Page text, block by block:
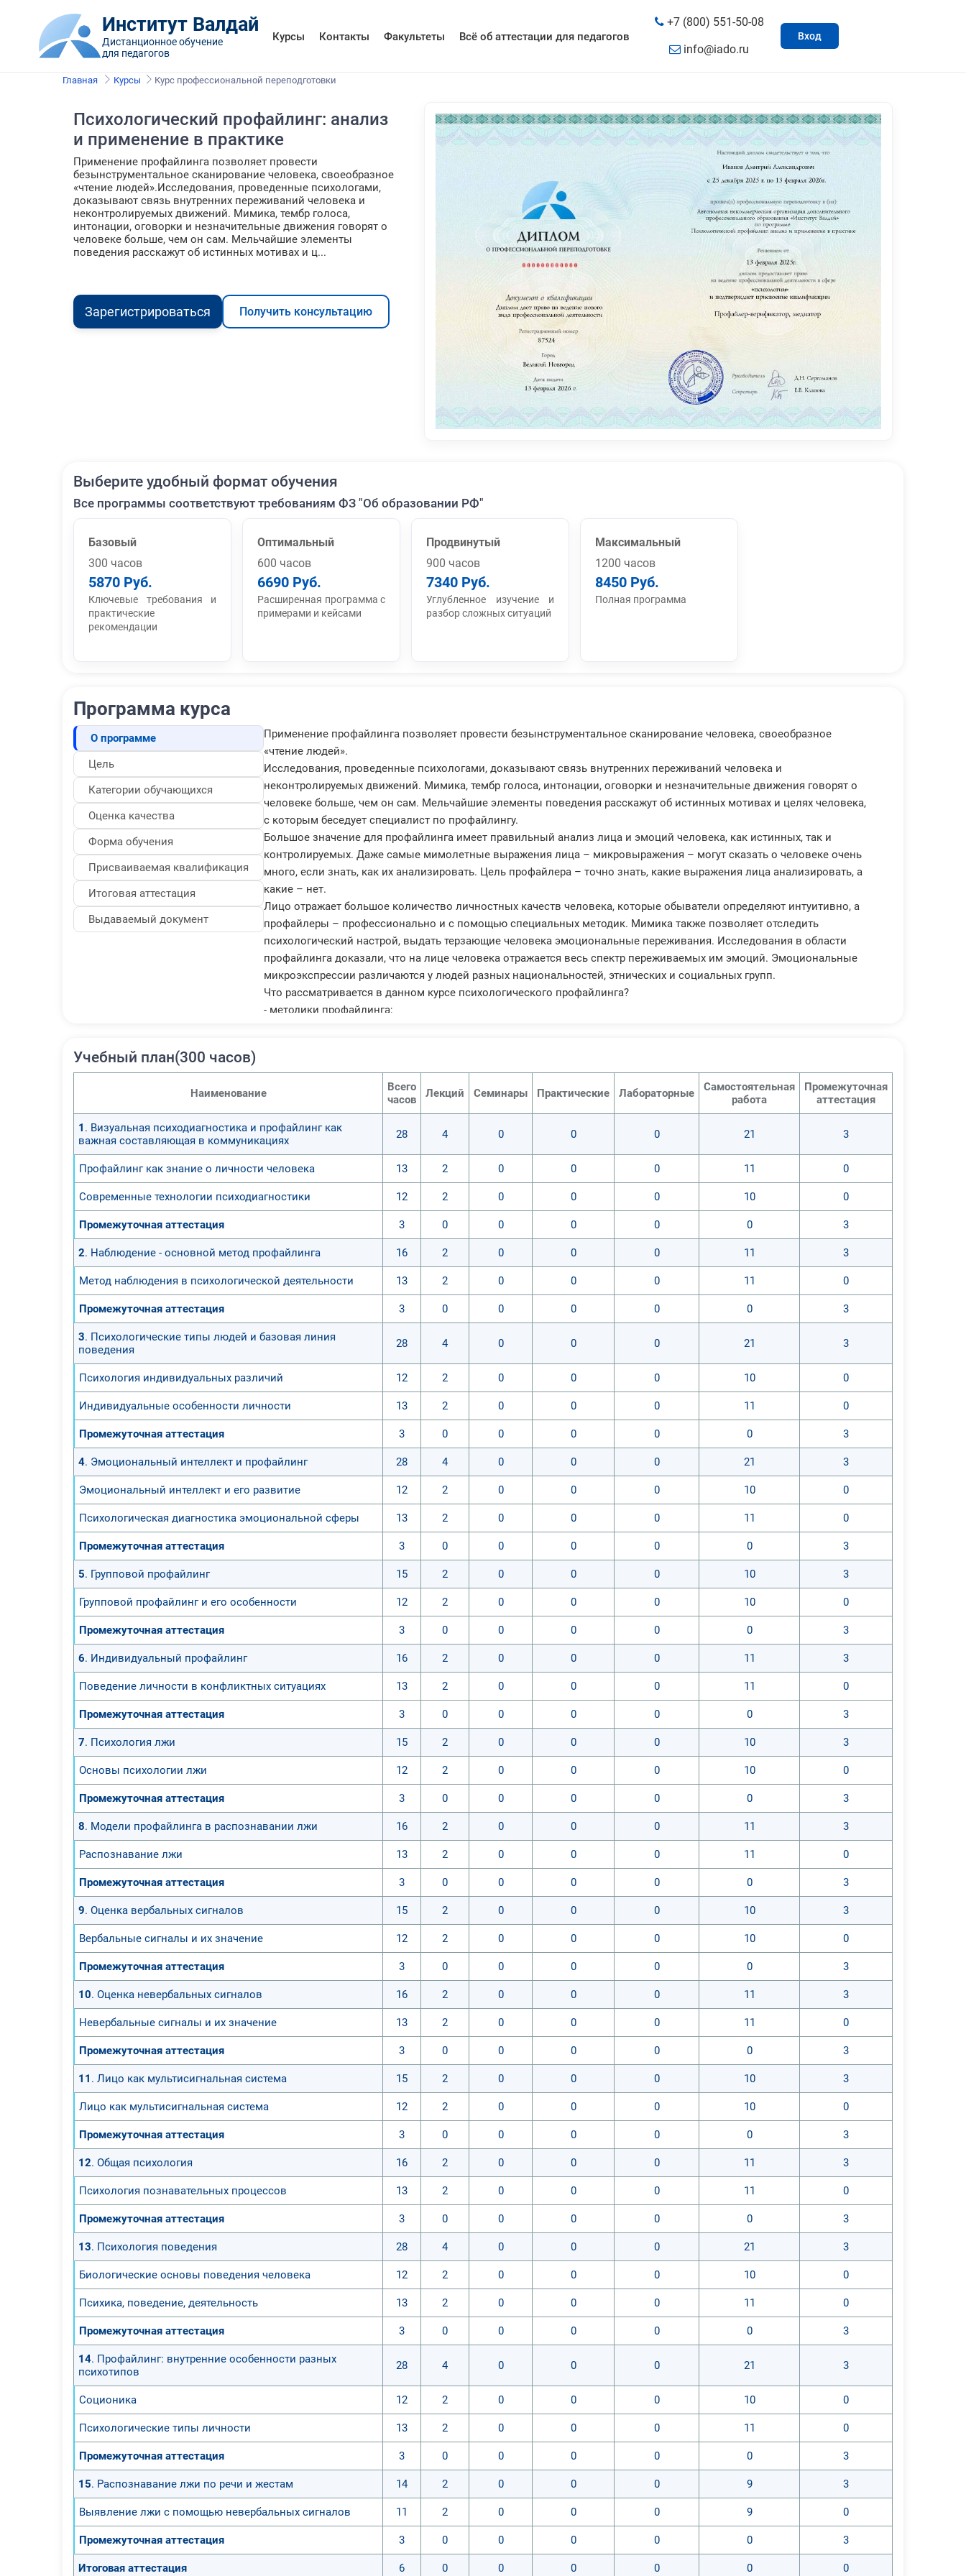
Институт Валдай
Дистанционное обучение
для педагогов
Курсы Контакты Факультеты Всё об аттестации для педагогов
+7 (800) 551-50-08
info@iado.ru
Вход
Главная Курсы Курс профессиональной переподготовки
Психологический профайлинг: анализ
и применение в практике
Применение профайлинга позволяет провести
безынструментальное сканирование человека, своеобразное
«чтение людей».Исследования, проведенные психологами,
доказывают связь внутренних переживаний человека и
неконтролируемых движений. Мимика, тембр голоса,
интонации, оговорки и незначительные движения говорят о
человеке больше, чем он сам. Мельчайшие элементы
поведения расскажут об истинных мотивах и ц...
Зарегистрироваться Получить консультацию
Выберите удобный формат обучения
Все программы соответствуют требованиям ФЗ "Об образовании РФ"
Базовый
300 часов
5870 Руб.
Ключевые требования и
практические
рекомендации
Оптимальный
600 часов
6690 Руб.
Расширенная программа с
примерами и кейсами
Продвинутый
900 часов
7340 Руб.
Углубленное изучение и
разбор сложных ситуаций
Максимальный
1200 часов
8450 Руб.
Полная программа
Программа курса
О программе
Цель
Категории обучающихся
Оценка качества
Форма обучения
Присваиваемая квалификация
Итоговая аттестация
Выдаваемый документ
Применение профайлинга позволяет провести безынструментальное сканирование человека, своеобразное
«чтение людей».
Исследования, проведенные психологами, доказывают связь внутренних переживаний человека и
неконтролируемых движений. Мимика, тембр голоса, интонации, оговорки и незначительные движения говорят о
человеке больше, чем он сам. Мельчайшие элементы поведения расскажут об истинных мотивах и целях человека,
с которым беседует специалист по профайлингу.
Большое значение для профайлинга имеет правильный анализ лица и эмоций человека, как истинных, так и
контролируемых. Даже самые мимолетные выражения лица – микровыражения – могут сказать о человеке очень
много, если знать, как их анализировать. Цель профайлера – точно знать, какие выражения лица анализировать, а
какие – нет.
Лицо отражает большое количество личностных качеств человека, которые обыватели определяют интуитивно, а
профайлеры – профессионально и с помощью специальных методик. Мимика также позволяет отследить
психологический настрой, выдать терзающие человека эмоциональные переживания. Исследования в области
профайлинга доказали, что на лице человека отражается весь спектр переживаемых им эмоций. Эмоциональные
микроэкспрессии различаются у людей разных национальностей, этнических и социальных групп.
Что рассматривается в данном курсе психологического профайлинга?
- методики профайлинга;
После прохождения данного дистанционного курса, слушатели научатся:
- визуальной психодиагностике и профайлингу;
- определять психологические типы людей и базовые линии их поведения;
- изучат эмоциональный интеллект;
- как проводится групповой и индивидуальный профайлинг;
- психологии лжи и как её распознавать;
- определять значение мимики, жестов, интонации.
Учебный план(300 часов)
Наименование
Всего
часов
Лекций Семинары Практические Лабораторные
Самостоятельная
работа
Промежуточная
аттестация
1 . Визуальная психодиагностика и профайлинг как
важная составляющая в коммуникациях
28 4 0 0 0 21 3
Профайлинг как знание о личности человека 13 2 0 0 0 11 0
Современные технологии психодиагностики 12 2 0 0 0 10 0
Промежуточная аттестация 3 0 0 0 0 0 3
2. Наблюдение - основной метод профайлинга 16 2 0 0 0 11 3
Метод наблюдения в психологической деятельности 13 2 0 0 0 11 0
Промежуточная аттестация 3 0 0 0 0 0 3
3. Психологические типы людей и базовая линия
поведения
28 4 0 0 0 21 3
Психология индивидуальных различий 12 2 0 0 0 10 0
Индивидуальные особенности личности 13 2 0 0 0 11 0
Промежуточная аттестация 3 0 0 0 0 0 3
4. Эмоциональный интеллект и профайлинг 28 4 0 0 0 21 3
Эмоциональный интеллект и его развитие 12 2 0 0 0 10 0
Психологическая диагностика эмоциональной сферы 13 2 0 0 0 11 0
Промежуточная аттестация 3 0 0 0 0 0 3
5. Групповой профайлинг 15 2 0 0 0 10 3
Групповой профайлинг и его особенности 12 2 0 0 0 10 0
Промежуточная аттестация 3 0 0 0 0 0 3
6. Индивидуальный профайлинг 16 2 0 0 0 11 3
Поведение личности в конфликтных ситуациях 13 2 0 0 0 11 0
Промежуточная аттестация 3 0 0 0 0 0 3
7. Психология лжи 15 2 0 0 0 10 3
Основы психологии лжи 12 2 0 0 0 10 0
Промежуточная аттестация 3 0 0 0 0 0 3
8. Модели профайлинга в распознавании лжи 16 2 0 0 0 11 3
Распознавание лжи 13 2 0 0 0 11 0
Промежуточная аттестация 3 0 0 0 0 0 3
9. Оценка вербальных сигналов 15 2 0 0 0 10 3
Вербальные сигналы и их значение 12 2 0 0 0 10 0
Промежуточная аттестация 3 0 0 0 0 0 3
10. Оценка невербальных сигналов 16 2 0 0 0 11 3
Невербальные сигналы и их значение 13 2 0 0 0 11 0
Промежуточная аттестация 3 0 0 0 0 0 3
11 . Лицо как мультисигнальная система 15 2 0 0 0 10 3
Лицо как мультисигнальная система 12 2 0 0 0 10 0
Промежуточная аттестация 3 0 0 0 0 0 3
12. Общая психология 16 2 0 0 0 11 3
Психология познавательных процессов 13 2 0 0 0 11 0
Промежуточная аттестация 3 0 0 0 0 0 3
13. Психология поведения 28 4 0 0 0 21 3
Биологические основы поведения человека 12 2 0 0 0 10 0
Психика, поведение, деятельность 13 2 0 0 0 11 0
Промежуточная аттестация 3 0 0 0 0 0 3
14. Профайлинг: внутренние особенности разных
психотипов
28 4 0 0 0 21 3
Соционика 12 2 0 0 0 10 0
Психологические типы личности 13 2 0 0 0 11 0
Промежуточная аттестация 3 0 0 0 0 0 3
15. Распознавание лжи по речи и жестам 14 2 0 0 0 9 3
Выявление лжи с помощью невербальных сигналов 11 2 0 0 0 9 0
Промежуточная аттестация 3 0 0 0 0 0 3
Итоговая аттестация 6 0 0 0 0 0 0